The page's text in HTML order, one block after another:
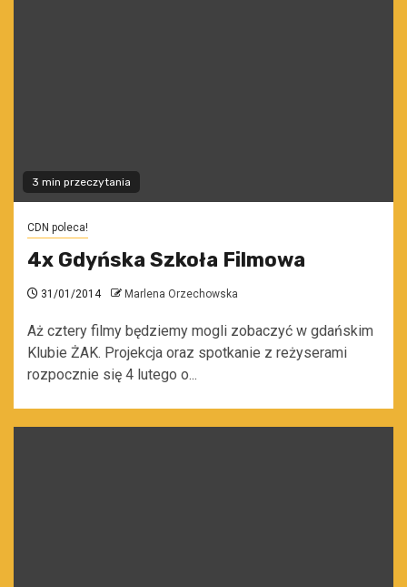
3 min przeczytania
CDN poleca!
4x Gdyńska Szkoła Filmowa
31/01/2014 Marlena Orzechowska
Aż cztery filmy będziemy mogli zobaczyć w gdańskim
Klubie ŻAK. Projekcja oraz spotkanie z reżyserami
rozpocznie się 4 lutego o...